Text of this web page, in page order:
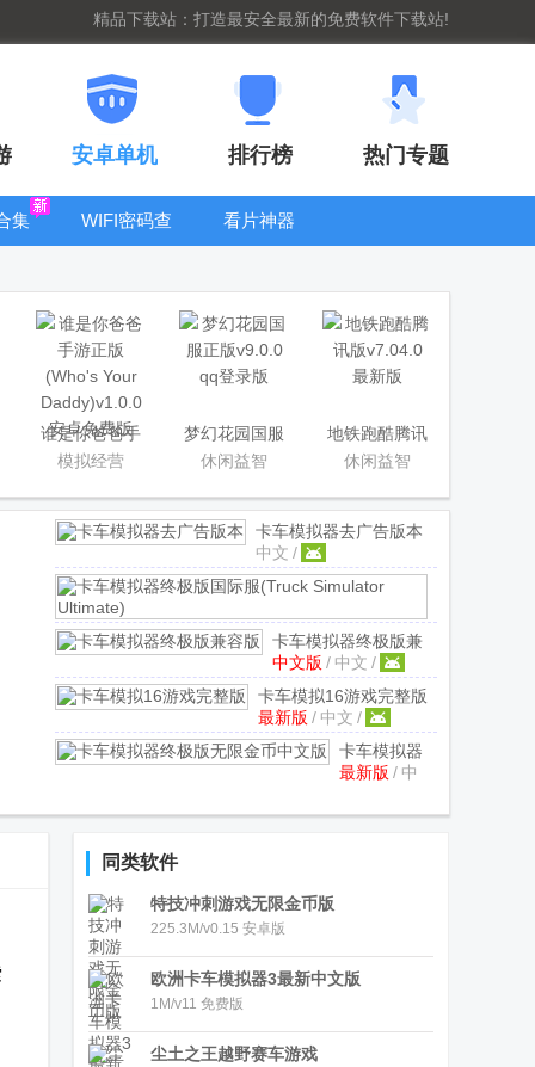
精品下载站：打造最安全最新的免费软件下载站!
安卓单机 排行榜 热门专题
集
WIFI密码查
看片神器
谁是你爸爸手
游正版(Who's
模拟经营
梦幻花园国服
正版
休闲益智
地铁跑酷腾讯
版
休闲益智
卡车模拟器去广告版本
6.3.9 手机版
中文 /
卡车模拟器终极版兼
容版1.0.1 中文不闪退
版
中文版 / 中文 /
卡车模拟16游戏完整版
1.2.0.7018最新版
最新版 / 中文 /
卡车模拟器
终极版无限
v1.2.9最新汉
最新版 / 中
同类软件
特技冲刺游戏无限金币版
225.3M/v0.15 安卓版
欧洲卡车模拟器3最新中文版
1M/v11 免费版
尘土之王越野赛车游戏